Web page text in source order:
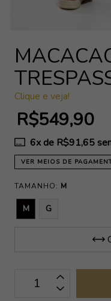
Clique e veja!
R$549,90
6x de R$91,65
VER MEIOS DE
TAMANHO: M
M G